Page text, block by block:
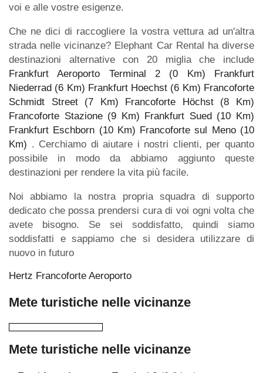
voi e alle vostre esigenze.
Che ne dici di raccogliere la vostra vettura ad un'altra
strada nelle vicinanze? Elephant Car Rental ha diverse
destinazioni alternative con 20 miglia che include
Frankfurt Aeroporto Terminal 2 (0 Km)
Frankfurt
Niederrad (6 Km) Frankfurt Hoechst (6 Km) Francoforte
Schmidt Street (7 Km)
Francoforte Höchst (8 Km)
Francoforte Stazione (9 Km) Frankfurt Sued (10 Km)
Frankfurt Eschborn (10 Km) Francoforte sul Meno (10
Km) . Cerchiamo di aiutare i nostri clienti, per quanto
possibile in modo da abbiamo aggiunto queste
destinazioni per rendere la vita più facile.
Noi abbiamo la nostra propria squadra di supporto
dedicato che possa prendersi cura di voi ogni volta che
avete bisogno. Se sei soddisfatto, quindi siamo
soddisfatti e sappiamo che si desidera utilizzare di
nuovo in futuro
Hertz Francoforte Aeroporto
Mete turistiche nelle vicinanze
Mete turistiche nelle vicinanze